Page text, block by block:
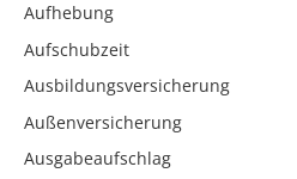
Aufhebung
Aufschubzeit
Ausbildungsversicherung
Außenversicherung
Ausgabeaufschlag